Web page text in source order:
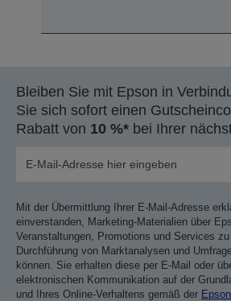
Bleiben Sie mit Epson in
Sie sich sofort einen
Rabatt von 10 %* bei Ihrer
Mit der Übermittlung Ihrer E-Mail-Adresse
einverstanden, Marketing-Materialien über
Veranstaltungen, Promotions und Services
Durchführung von Marktanalysen und
können. Sie erhalten diese per E-Mail oder
elektronischen Kommunikation auf der
und Ihres Online-Verhaltens gemäß der